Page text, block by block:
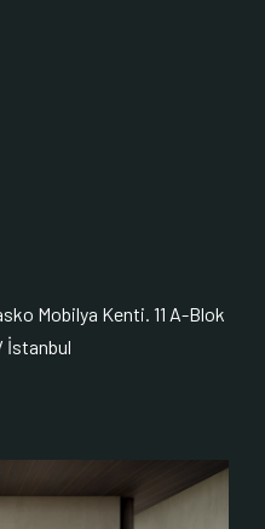
Mobilya Kenti. 11 A-Blok
İstanbul